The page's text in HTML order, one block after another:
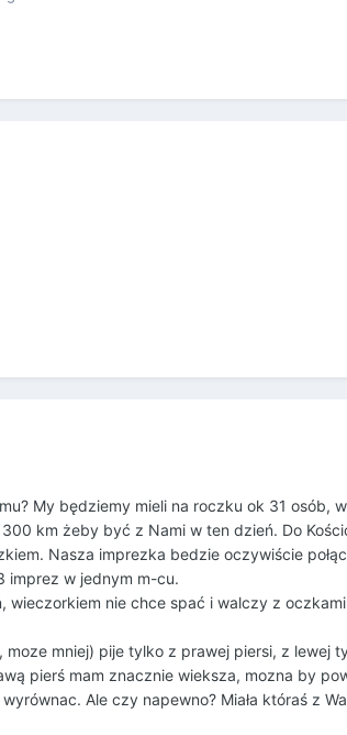
My będziemy mieli na roczku ok 31 osób,
km żeby być z Nami w ten dzień. Do
Nasza imprezka bedzie oczywiście
imprez w jednym m-cu.
wieczorkiem nie chce spać i walczy z
mniej) pije tylko z prawej piersi, z lewej
pierś mam znacznie wieksza, mozna by
Ale czy napewno? Miała któraś z